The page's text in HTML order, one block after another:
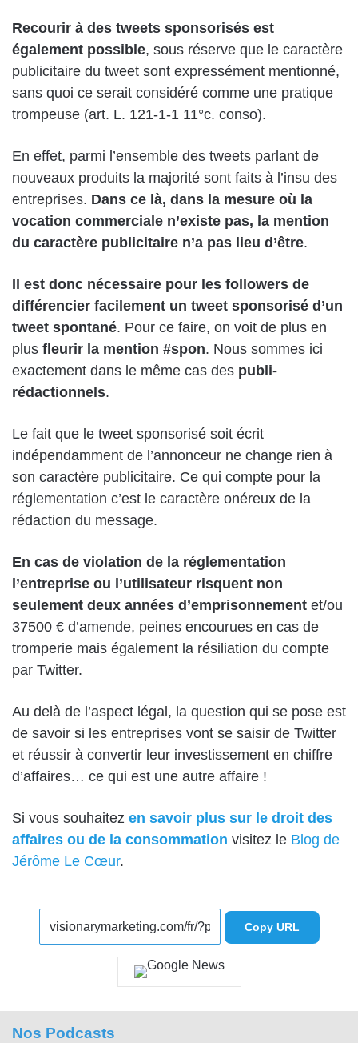
Recourir à des tweets sponsorisés est
également possible, sous réserve que le caractère
publicitaire du tweet sont expressément mentionné,
sans quoi ce serait considéré comme une pratique
trompeuse (art. L. 121-1-1 11°c. conso).
En effet, parmi l’ensemble des tweets parlant de
nouveaux produits la majorité sont faits à l’insu des
entreprises. Dans ce là, dans la mesure où la
vocation commerciale n’existe pas, la mention
du caractère publicitaire n’a pas lieu d’être.
Il est donc nécessaire pour les followers de
différencier facilement un tweet sponsorisé d’un
tweet spontané. Pour ce faire, on voit de plus en
plus fleurir la mention #spon. Nous sommes ici
exactement dans le même cas des publi-
rédactionnels.
Le fait que le tweet sponsorisé soit écrit
indépendamment de l’annonceur ne change rien à
son caractère publicitaire. Ce qui compte pour la
réglementation c’est le caractère onéreux de la
rédaction du message.
En cas de violation de la réglementation
l’entreprise ou l’utilisateur risquent non
seulement deux années d’emprisonnement et/ou
37500 € d’amende, peines encourues en cas de
tromperie mais également la résiliation du compte
par Twitter.
Au delà de l’aspect légal, la question qui se pose est
de savoir si les entreprises vont se saisir de Twitter
et réussir à convertir leur investissement en chiffre
d’affaires… ce qui est une autre affaire !
Si vous souhaitez en savoir plus sur le droit des
affaires ou de la consommation visitez le Blog de
Jérôme Le Cœur.
Copy URL
Nos Podcasts